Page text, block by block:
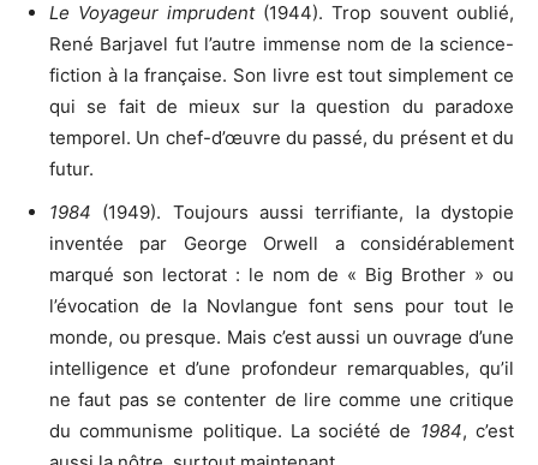
Le Voyageur imprudent(1944). Trop souvent oublié,
René Barjavel fut l’autre immense nom de la science-
fiction à la française. Son livre est tout simplement ce
qui se fait de mieux sur la question du paradoxe
temporel. Un chef-d’œuvre du passé, du présent et du
futur.
1984 (1949). Toujours aussi terrifiante, la dystopie
inventée par George Orwell a considérablement
marqué son lectorat : le nom de « Big Brother » ou
l’évocation de la Novlangue font sens pour tout le
monde, ou presque. Mais c’est aussi un ouvrage d’une
intelligence et d’une profondeur remarquables, qu’il
ne faut pas se contenter de lire comme une critique
du communisme politique. La société de 1984, c’est